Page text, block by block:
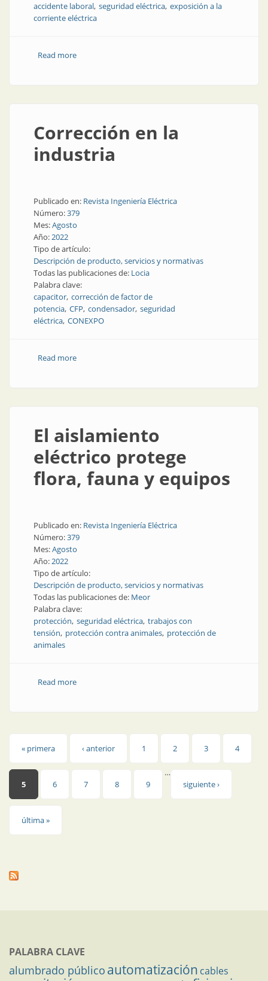
accidente laboral seguridad eléctrica exposición a la
corriente eléctrica
Read moreabout Accidentes eléctricos en el trabajo
Corrección en la
industria
Publicado en: Revista Ingeniería Eléctrica
Número:379
Mes:Agosto
Año:2022
Tipo de artículo:
Descripción de producto, servicios y normativas
Todas las publicaciones de: Locia
Palabra clave:
capacitor corrección de factor de
potencia CFP condensador seguridad
eléctrica CONEXPO
Read moreabout Corrección en la industria
El aislamiento
eléctrico protege
flora, fauna y equipos
Publicado en: Revista Ingeniería Eléctrica
Número:379
Mes:Agosto
Año:2022
Tipo de artículo:
Descripción de producto, servicios y normativas
Todas las publicaciones de: Meor
Palabra clave:
protección seguridad eléctrica trabajos con
tensión protección contra animales protección de
animales
Read moreabout El aislamiento eléctrico protege flora, fauna y
Páginas
« primera ‹ anterior 1 2 3 4
5 6 7 8 9
…
siguiente ›
última »
PALABRA CLAVE
alumbrado público automatización cables